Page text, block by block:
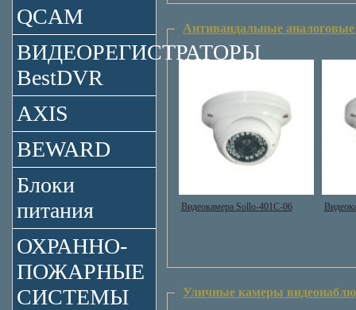
QCAM
ВИДЕОРЕГИСТРАТОРЫ
BestDVR
AXIS
BEWARD
Блоки
питания
ОХРАННО-
ПОЖАРНЫЕ
СИСТЕМЫ
Антивандальные
Видеокамера Sollo-401C-06
Уличные камеры